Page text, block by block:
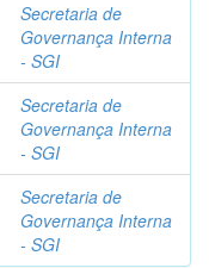
Secretaria de
Governança Interna
- SGI
Secretaria de
Governança Interna
- SGI
Secretaria de
Governança Interna
- SGI